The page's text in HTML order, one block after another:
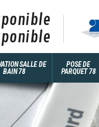
SALLE DE
BAIN 78
POSE DE
PARQUET 78